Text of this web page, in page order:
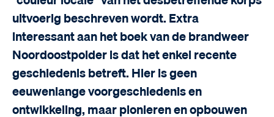
uitvoerig beschreven wordt. Extra
interessant aan het boek van de brandweer
Noordoostpolder is dat het enkel recente
geschiedenis betreft. Hier is geen
eeuwenlange voorgeschiedenis en
ontwikkeling, maar pionieren en opbouwen